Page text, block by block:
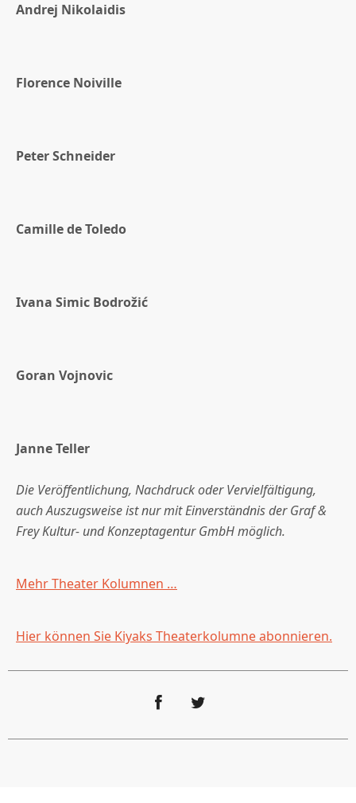
Andrej Nikolaidis
Florence Noiville
Peter Schneider
Camille de Toledo
Ivana Simic Bodrožić
Goran Vojnovic
Janne Teller
Die Veröffentlichung, Nachdruck oder Vervielfältigung,
auch Auszugsweise ist nur mit Einverständnis der Graf &
Frey Kultur- und Konzeptagentur GmbH möglich.
Mehr Theater Kolumnen …
Hier können Sie Kiyaks Theaterkolumne abonnieren.